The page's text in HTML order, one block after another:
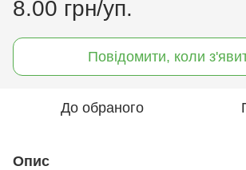
8.00 грн/уп.
Повідомити, коли
До обраного
Опис